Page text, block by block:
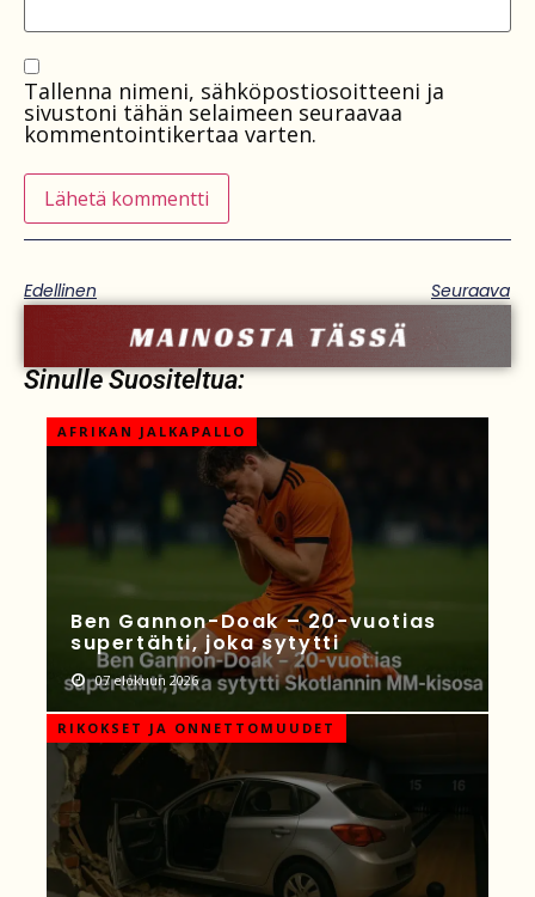
Tallenna nimeni, sähköpostiosoitteeni ja
sivustoni tähän selaimeen seuraavaa
kommentointikertaa varten.
Edellinen Seuraava
Sinulle Suositeltua:
AFRIKAN JALKAPALLO
Ben Gannon-Doak – 20-vuotias
supertähti, joka sytytti
07 elokuun 2026
RIKOKSET JA ONNETTOMUUDET